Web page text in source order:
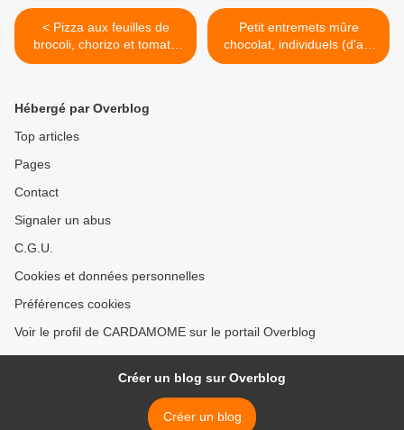
< Pizza aux feuilles de
brocoli, chorizo et tomate
séchée
Petit entremets mûre
chocolat, individuels (d'ap.
C. Michalak) >
Hébergé par Overblog
Top articles
Pages
Contact
Signaler un abus
C.G.U.
Cookies et données personnelles
Préférences cookies
Voir le profil de CARDAMOME sur le portail Overblog
Créer un blog sur Overblog
Créer un blog